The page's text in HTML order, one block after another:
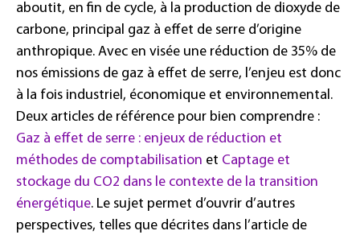
aboutit, en fin de cycle, à la production de dioxyde de
carbone, principal gaz à effet de serre d’origine
anthropique. Avec en visée une réduction de 35% de
nos émissions de gaz à effet de serre, l’enjeu est donc
à la fois industriel, économique et environnemental.
Deux articles de référence pour bien comprendre :
Gaz à effet de serre : enjeux de réduction et
méthodes de comptabilisation et Captage et
stockage du CO2 dans le contexte de la transition
énergétique. Le sujet permet d’ouvrir d’autres
perspectives, telles que décrites dans l’article de